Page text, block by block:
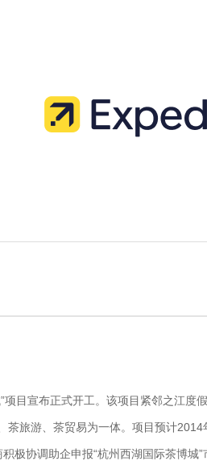
目宣布正式开工。该项目紧邻之江度
茶旅游、茶贸易为一体。项目预计2014
极协调助企申报“杭州西湖国际茶博城”